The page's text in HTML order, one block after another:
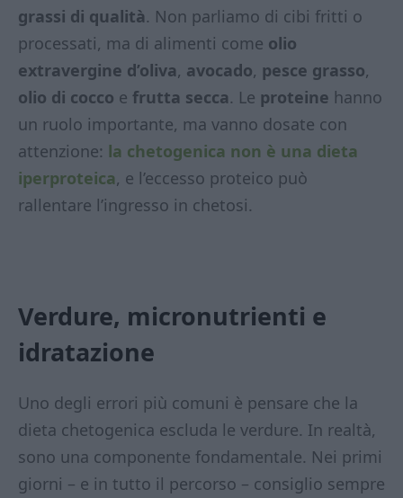
grassi di qualità. Non parliamo di cibi fritti o
processati, ma di alimenti come olio
extravergine d’oliva, avocado, pesce grasso,
olio di cocco e frutta secca. Le proteine hanno
un ruolo importante, ma vanno dosate con
attenzione: la chetogenica non è una dieta
iperproteica, e l’eccesso proteico può
rallentare l’ingresso in chetosi.
Verdure, micronutrienti e
idratazione
Uno degli errori più comuni è pensare che la
dieta chetogenica escluda le verdure. In realtà,
sono una componente fondamentale. Nei primi
giorni – e in tutto il percorso – consiglio sempre